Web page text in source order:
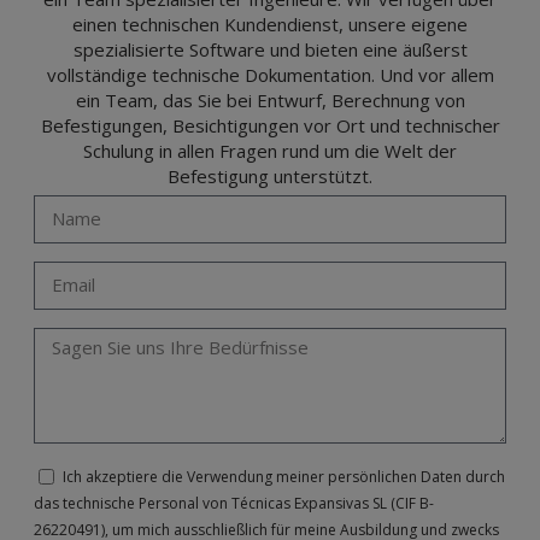
einen technischen Kundendienst, unsere eigene
spezialisierte Software und bieten eine äußerst
vollständige technische Dokumentation. Und vor allem
ein Team, das Sie bei Entwurf, Berechnung von
Befestigungen, Besichtigungen vor Ort und technischer
Schulung in allen Fragen rund um die Welt der
Befestigung unterstützt.
Ich akzeptiere die Verwendung meiner persönlichen Daten durch
das technische Personal von Técnicas Expansivas SL (CIF B-
26220491), um mich ausschließlich für meine Ausbildung und zwecks